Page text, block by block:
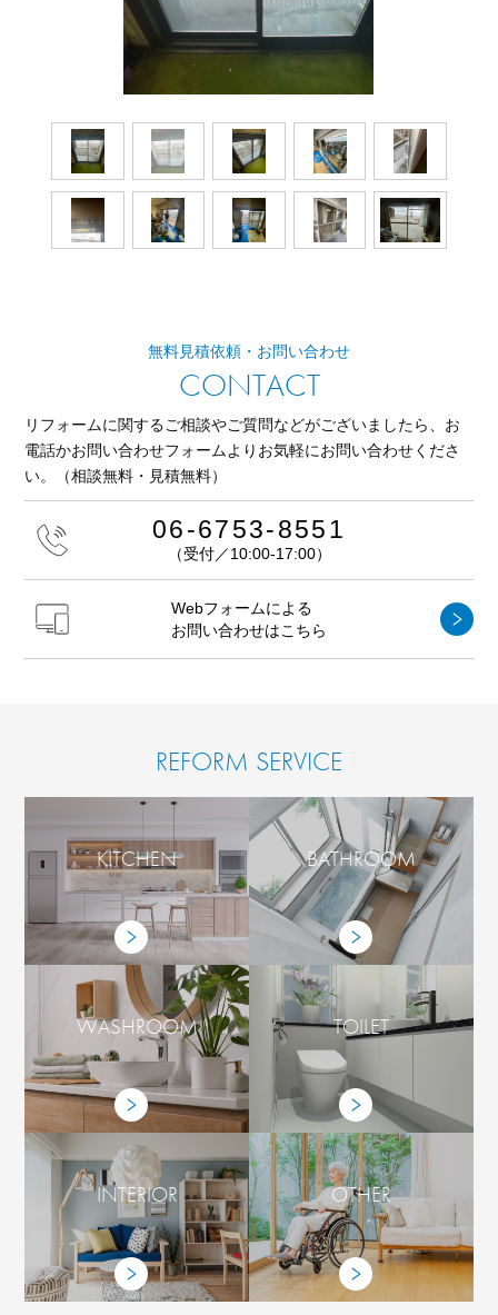
無料見積依頼・お問い合わせ
CONTACT
リフォームに関するご相談やご質問などがございましたら、 お
電話かお問い合わせフォームよりお気軽にお問い合わせくださ
い。
（相談無料・見積無料）
06-6753-8551
（受付／10:00-17:00）
Webフォームによる
お問い合わせはこちら
REFORM SERVICE
KITCHEN BATHROOM
WASHROOM TOILET
INTERIOR OTHER